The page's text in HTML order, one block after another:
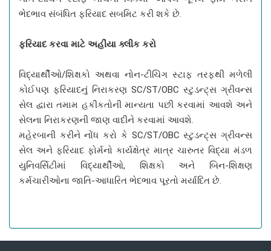
ભેદભાવ સંબંધિત ફરિયાદ સબમિટ કરી શકે છે.
ફરિયાદ કરવા માટે અહીંયા ક્લીક કરો
વિદ્યાર્થીઓ/શિક્ષકો અથવા નોન-ટીચિંગ સ્ટાફ તરફથી મળેલી
કોઈપણ ફરિયાદનું નિરાકરણ SC/ST/OBC સ્ટુડન્ટ્સ ગ્રીવન્સ
સેલ દ્વારા તમામ હકીકતોની માન્યતા પછી કરવામાં આવશે અને
સેલના નિરાકરણની જાણ વાદીને કરવામાં આવશે.
મહેરબાની કરીને નોંધ કરો કે SC/ST/OBC સ્ટુડન્ટ્સ ગ્રીવન્સ
સેલ અને ફરિયાદ ફોર્મનો કાર્યક્ષેત્ર માત્ર ચારુતર વિદ્યા મંડળ
યુનિવર્સિટીમાં વિદ્યાર્થીઓ, શિક્ષકો અને બિન-શિક્ષણ
કર્મચારીઓના જાતિ-આધારિત ભેદભાવ પૂરતો મર્યાદિત છે.